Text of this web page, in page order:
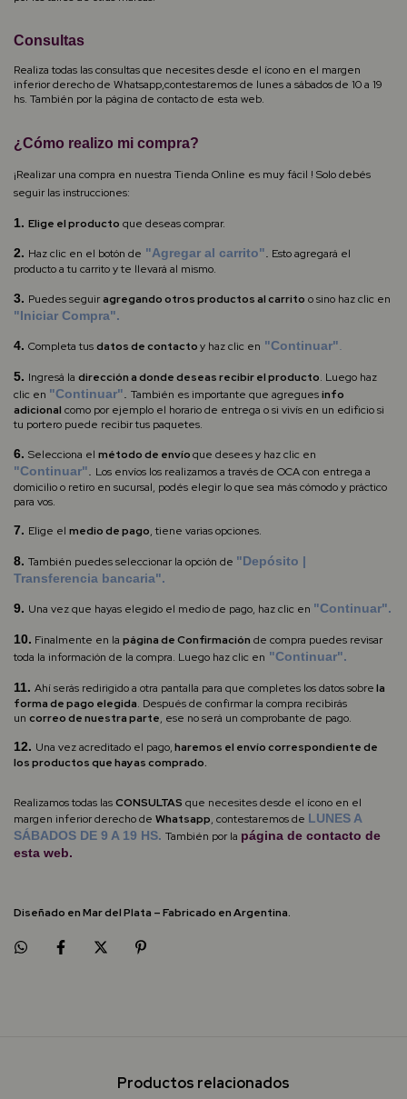
Consultas
Realiza todas las consultas que necesites desde el ícono en el margen
inferior derecho de Whatsapp,contestaremos de lunes a sábados de 10 a 19
hs. También por la página de contacto de esta web.
¿Cómo realizo mi compra?
¡Realizar una compra en nuestra Tienda Online es muy fácil ! Solo debés
seguir las instrucciones:
1. Elige el producto que deseas comprar.
2. Haz clic en el botón de "Agregar al carrito" Esto agregará el
producto a tu carrito y te llevará al mismo.
3. Puedes seguiragregando otros productos al carrito o sino haz clic en
"Iniciar Compra".
4. Completatusdatos de contactoy haz clic en "Continuar".
5. Ingresá la dirección a donde deseas recibir el producto. Luego haz
clic en "Continuar" También es importante que agreguesinfo
adicional como por ejemplo el horario de entrega o si vivís en un edificio si
tu portero puede recibir tus paquetes.
6. Selecciona el método de envíoque desees y haz clic en
"Continuar"
Los envíos los realizamos a través de OCA con entrega a
domicilio o retiro en sucursal, podés elegir lo que sea más cómodo y práctico
para vos.
7. Elige el medio de pago, tiene varias opciones.
8. También puedes seleccionar la opción de "Depósito |
Transferencia bancaria".
9. Una vez que hayas elegido el medio de pago, haz clic en "Continuar".
10. Finalmente en la página de Confirmación de compra puedes revisar
toda la información de la compra. Luego haz clic en "Continuar".
11. Ahí serás redirigido a otra pantalla para que completes los datos sobrela
forma de pago elegida. Después de confirmar la compra recibirás
un correo de nuestra parte, ese no será un comprobante de pago.
12. Una vez acreditado el pago,haremos el envío correspondiente de
los productos que hayas comprado.
Realizamos todas lasCONSULTAS que necesites desde el ícono en el
margen inferior derecho de Whatsapp, contestaremos de LUNES A
SÁBADOS DE 9 A 19 HS. También por la página de contacto de
esta web.
Diseñado en Mar del Plata – Fabricado en Argentina.
Productos relacionados